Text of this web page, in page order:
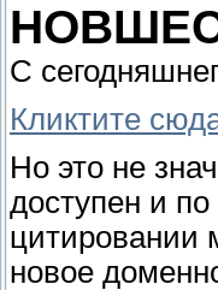
С
Кликтите
Но это не
доступен и
цитировании
новое